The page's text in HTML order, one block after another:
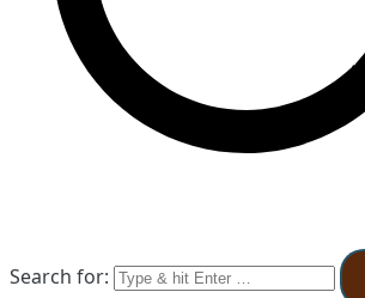
Search for: